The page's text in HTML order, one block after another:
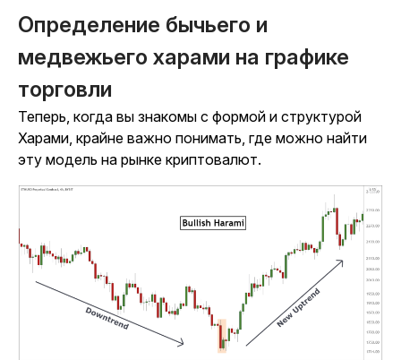
Определение бычьего и
медвежьего харами на графике
торговли
Теперь, когда вы знакомы с формой и структурой
Харами, крайне важно понимать, где можно найти
эту модель на рынке криптовалют.